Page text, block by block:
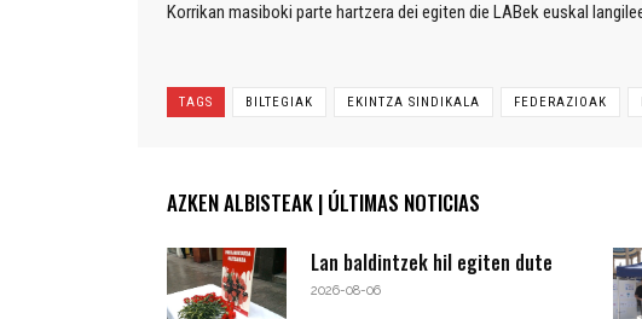
Korrikan masiboki parte hartzera dei egiten die LABek euskal
TAGS BILTEGIAK EKINTZA SINDIKALA FEDERAZIOAK
AZKEN ALBISTEAK | ÚLTIMAS NOTICIAS
Lan baldintzek hil egiten dute
2026-08-06